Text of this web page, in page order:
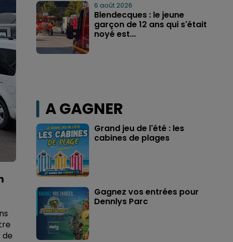
de
6 août 2026
Blendecques : le jeune
garçon de 12 ans qui s'était
noyé est...
A GAGNER
Grand jeu de l'été : les
cabines de plages
Gagnez vos entrées pour
Dennlys Parc